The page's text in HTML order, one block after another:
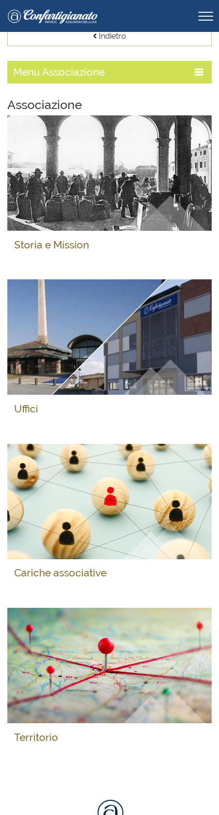
Indietro
Menu Associazione
Associazione
Storia e Mission
Uffici
Cariche associative
Territorio